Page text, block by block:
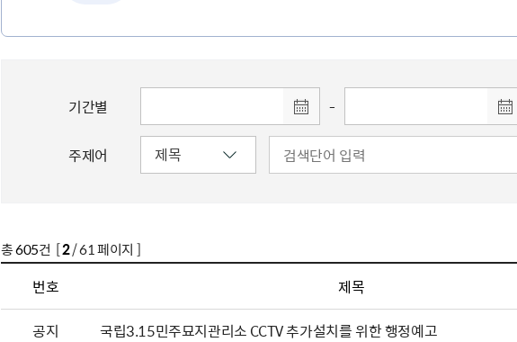
기간별 -
주제어
총605건 [2/ 61 페이지 ]
번호 제목
공지
국립3.15민주묘지관리소 CCTV 추가설치를 위한 행정예고